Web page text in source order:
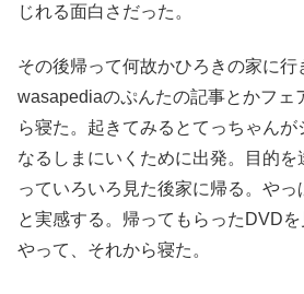
じれる面白さだった。
その後帰って何故かひろきの家に行
wasapediaのぷんたの記事とかフェ
ら寝た。起きてみるとてっちゃんが
なるしまにいくために出発。目的を
っていろいろ見た後家に帰る。や
と実感する。帰ってもらったDVD
やって、それから寝た。